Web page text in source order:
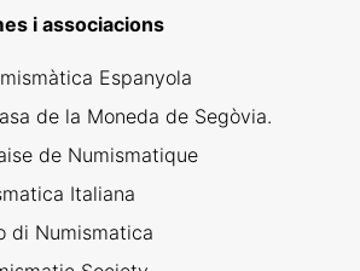
i associacions
Espanyola
de la Moneda de Segòvia.
de Numismatique
Italiana
di Numismatica